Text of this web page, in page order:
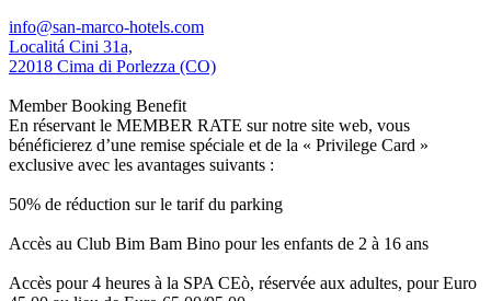
info@san-marco-hotels.com
Localitá Cini 31a,
22018 Cima di Porlezza (CO)
Member Booking Benefit
En réservant le MEMBER RATE sur notre site web, vous
bénéficierez d’une remise spéciale et de la « Privilege Card »
exclusive avec les avantages suivants :
50% de réduction sur le tarif du parking
Accès au Club Bim Bam Bino pour les enfants de 2 à 16 ans
Accès pour 4 heures à la SPA CEò, réservée aux adultes, pour Euro